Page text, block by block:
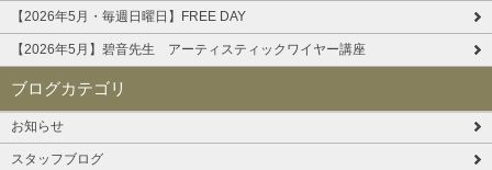
【2026年5月・毎週日曜日】FREE DAY
【2026年5月】碧音先生 アーティスティックワイヤー講座
ブログカテゴリ
お知らせ
スタッフブログ